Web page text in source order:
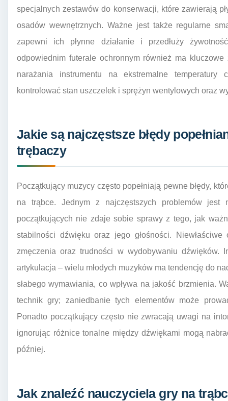
specjalnych zestawów do konserwacji, które zawierają
osadów wewnętrznych. Ważne jest także regularne
zapewni ich płynne działanie i przedłuży
odpowiednim futerale ochronnym również ma
narażania instrumentu na ekstremalne
kontrolować stan uszczelek i sprężyn wentylowych oraz
Jakie są najczęstsze błędy
trębaczy
Początkujący muzycy często popełniają pewne błędy,
na trąbce. Jednym z najczęstszych problemów jest
początkujących nie zdaje sobie sprawy z tego, jak
stabilności dźwięku oraz jego głośności.
zmęczenia oraz trudności w wydobywaniu dźwięków.
artykulacja – wielu młodych muzyków ma tendencję do
słabego wymawiania, co wpływa na jakość brzmienia.
technik gry; zaniedbanie tych elementów może
Ponadto początkujący często nie zwracają uwagi na
ignorując różnice tonalne między dźwiękami mogą
później.
Jak znaleźć nauczyciela gry na